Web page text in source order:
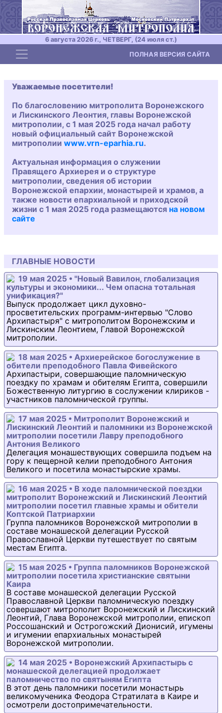
6 августа 2026 г., ЧЕТВЕРГ, (24 июля ст.)
Toggle navigation ПОЛНАЯ ВЕРСИЯ САЙТА
Уважаемые посетители!
По благословению митрополита Воронежского
и Лискинского Леонтия, главы Воронежской
митрополии, с 1 мая 2025 года начал работу
новый официальный сайт Воронежской
митрополии www.vrn-eparhia.ru.
Актуальная информация о служении
Правящего Архиерея и о структуре
митрополии, сведения об истории
Воронежской епархии, монастырей и храмов, а
также новости епархиальной и приходской
жизни с 1 мая 2025 года размещаются на новом
сайте
ГЛАВНЫЕ НОВОСТИ
19 мая 2025 • "Новый Вавилон, глобализация
культуры и экономики... Чем опасна тотальная
унификация?"
Выпуск продолжает цикл духовно-
просветительских программ-интервью "Слово
Архипастыря" с митрополитом Воронежским и
Лискинским Леонтием, Главой Воронежской
митрополии.
18 мая 2025 • Архиерейское богослужение в
обители преподобного Павла Фивейского
Архипастыри, совершающие паломническую
поездку по храмам и обителям Египта, совершили
Божественную литургию в сослужении клириков -
участников паломнической группы.
17 мая 2025 • Митрополит Воронежский и
Лискинский Леонтий и паломники из Воронежской
митрополии посетили Лавру преподобного
Антония Великого
Делегация монашествующих совершила подъем на
гору к пещерной келии преподобного Антония
Великого и посетила монастырские храмы.
16 мая 2025 • В ходе паломнической поездки
митрополит Воронежский и Лискинский Леонтий
митрополии посетил главные храмы и обители
Коптской Патриархии
Группа паломников Воронежской митрополии в
составе монашеской делегации Русской
Православной Церкви путешествует по святым
местам Египта.
15 мая 2025 • Группа паломников Воронежской
митрополии посетила христианские святыни
Каира
В составе монашеской делегации Русской
Православной Церкви паломническую поездку
совершают митрополит Воронежский и Лискинский
Леонтий, Глава Воронежской митрополии, епископ
Россошанский и Острогожский Дионисий, игумены
и игумении епархиальных монастырей
Воронежской митрополии.
14 мая 2025 • Воронежский Архипастырь с
монашеской делегацией продолжает
паломничество по святыням Египта
В этот день паломники посетили монастырь
великомученика Феодора Стратилата в Каире и
осмотрели достопримечательности.